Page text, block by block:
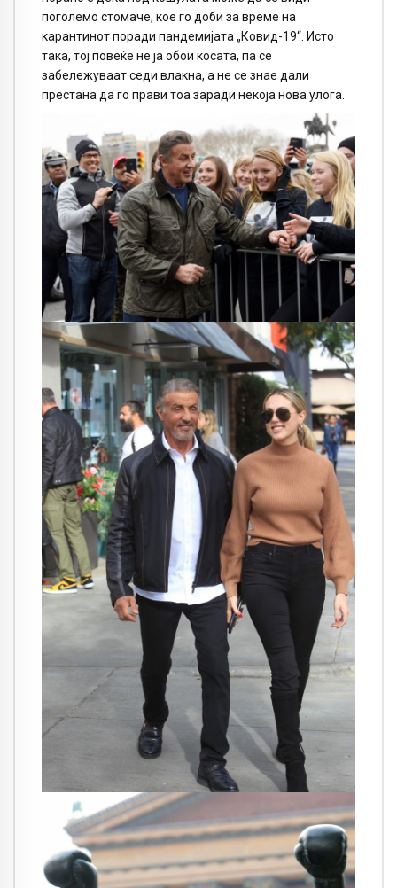
поголемо стомаче, кое го доби за време на
карантинот поради пандемијата „Ковид-19“. Исто
така, тој повеќе не ја обои косата, па се
забележуваат седи влакна, а не се знае дали
престана да го прави тоа заради некоја нова улога.